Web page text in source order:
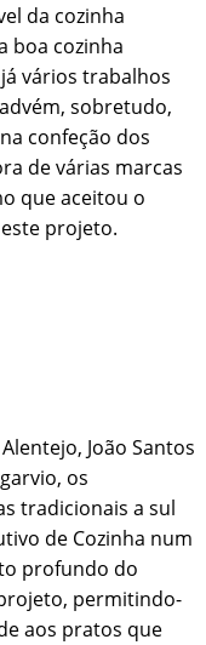
da cozinha
boa cozinha
vários trabalhos
sobretudo,
confeção dos
de várias marcas
que aceitou o
projeto.
João Santos
os
tradicionais a sul
de Cozinha num
profundo do
permitindo-
aos pratos que